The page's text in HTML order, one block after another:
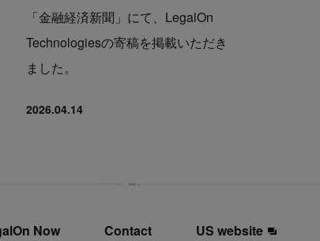
「金融経済新聞」にて、LegalOn
Technologiesの寄稿を掲載いただき
ました。
2026.04.14
Now Contact US website